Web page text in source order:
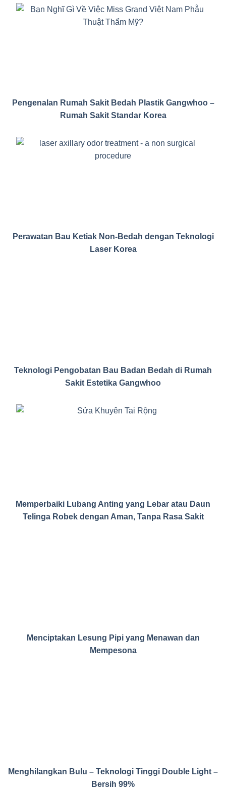
Pengenalan Rumah Sakit Bedah Plastik Gangwhoo –
Rumah Sakit Standar Korea
Perawatan Bau Ketiak Non-Bedah dengan Teknologi
Laser Korea
Teknologi Pengobatan Bau Badan Bedah di Rumah
Sakit Estetika Gangwhoo
Memperbaiki Lubang Anting yang Lebar atau Daun
Telinga Robek dengan Aman, Tanpa Rasa Sakit
Menciptakan Lesung Pipi yang Menawan dan
Mempesona
Menghilangkan Bulu – Teknologi Tinggi Double Light –
Bersih 99%